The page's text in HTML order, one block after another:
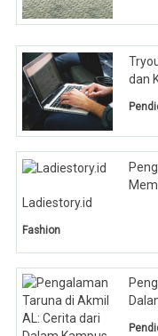
dan
Ladiestory.id
Fashion